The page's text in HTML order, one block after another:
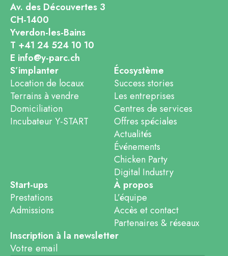
Av. des Découvertes 3
CH-1400
Yverdon-les-Bains
T +41 24 524 10 10
E info@y-parc.ch
S’implanter
Location de locaux
Terrains à vendre
Domiciliation
Incubateur Y-START
Écosystème
Success stories
Les entreprises
Centres de services
Offres spéciales
Actualités
Événements
Chicken Party
Digital Industry
Start-ups
Prestations
Admissions
À propos
L’équipe
Accès et contact
Partenaires & réseaux
Inscription à la newsletter
Votre email